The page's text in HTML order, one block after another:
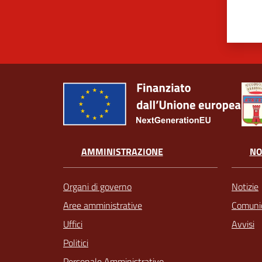
AMMINISTRAZIONE
Organi di governo
Aree amministrative
Uffici
Politici
Notizie
Avvisi